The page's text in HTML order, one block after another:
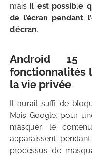
mais il est possible
de l’écran pendant
d’écran.
Android 15
fonctionnalités
la vie privée
Il aurait suffi de
Mais Google, pour
masquer le
apparaissent
processus de